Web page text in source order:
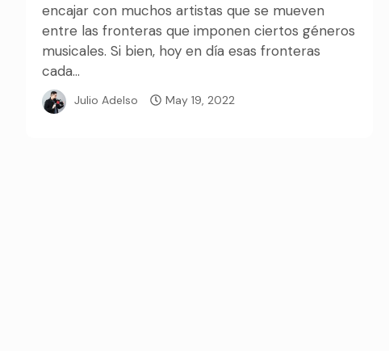
encajar con muchos artistas que se mueven
entre las fronteras que imponen ciertos géneros
musicales. Si bien, hoy en día esas fronteras
cada...
Julio Adelso May 19, 2022